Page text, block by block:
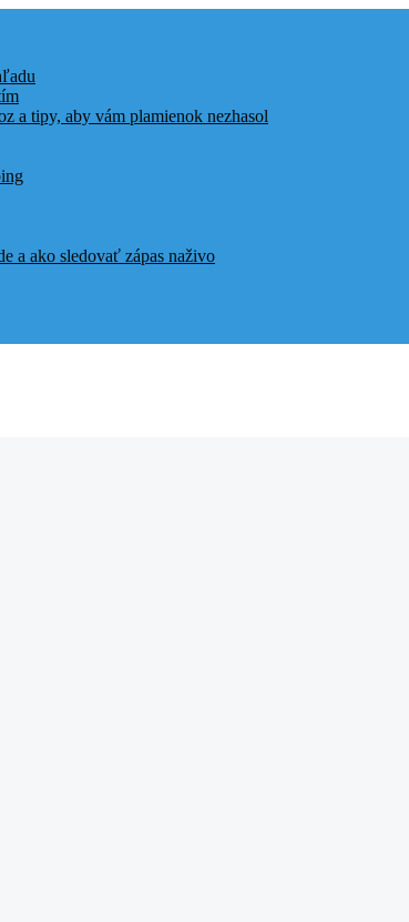
a tipy, aby vám plamienok nezhasol
a ako sledovať zápas naživo